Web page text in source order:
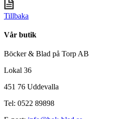
Tillbaka
Vår butik
Böcker & Blad på Torp AB
Lokal 36
451 76 Uddevalla
Tel: 0522 89898